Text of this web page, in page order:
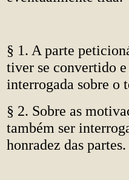
§ 1. A parte
tiver se convertido
interrogada sobre o
§ 2. Sobre as
também ser
honradez das partes.